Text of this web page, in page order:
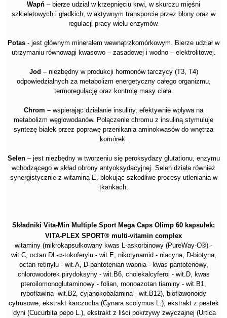
Wapń – bierze udział w krzepnięciu krwi, w skurczu mięśni
szkieletowych i gładkich, w aktywnym transporcie przez błony oraz w
regulacji pracy wielu enzymów.
Potas - jest głównym minerałem wewnątrzkomórkowym. Bierze udział w
utrzymaniu równowagi kwasowo – zasadowej i wodno – elektrolitowej.
Jod – niezbędny w produkcji hormonów tarczycy (T3, T4)
odpowiedzialnych za metabolizm energetyczny całego organizmu,
termoregulację oraz kontrolę masy ciała.
Chrom – wspierając działanie insuliny, efektywnie wpływa na
metabolizm węglowodanów. Połączenie chromu z insuliną stymuluje
syntezę białek przez poprawę przenikania aminokwasów do wnętrza
komórek.
Selen– jest niezbędny w tworzeniu się peroksydazy glutationu, enzymu
wchodzącego w skład obrony antyoksydacyjnej. Selen działa również
synergistycznie z witaminą E, blokując szkodliwe procesy utleniania w
tkankach.
Składniki Vita-Min Multiple Sport Mega Caps Olimp 60 kapsułek:
VITA-PLEX SPORT® multi-vitamin complex
witaminy (mikrokapsułkowany kwas L-askorbinowy (PureWay-C®) -
wit.C, octan DL-α-tokoferylu - wit.E, nikotynamid - niacyna, D-biotyna,
octan retinylu - wit.A, D-pantotenian wapnia - kwas pantotenowy,
chlorowodorek pirydoksyny - wit.B6, cholekalcyferol - wit.D, kwas
pteroilomonoglutaminowy - folian, monoazotan tiaminy - wit.B1,
ryboflawina -wit.B2, cyjanokobalamina - wit.B12), bioflawonoidy
cytrusowe, ekstrakt karczocha (Cynara scolymus L.), ekstrakt z pestek
dyni (Cucurbita pepo L.), ekstrakt z liści pokrzywy zwyczajnej (Urtica